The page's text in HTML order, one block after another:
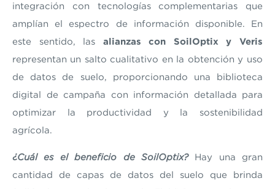
integración con tecnologías complementarias que
amplían el espectro de información disponible. En
este sentido, las alianzas con SoilOptix y Veris
representan un salto cualitativo en la obtención y uso
de datos de suelo, proporcionando una biblioteca
digital de campaña con información detallada para
optimizar la productividad y la sostenibilidad
agrícola.
¿Cuál es el beneficio de SoilOptix?Hay una gran
cantidad de capas de datos del suelo que brinda